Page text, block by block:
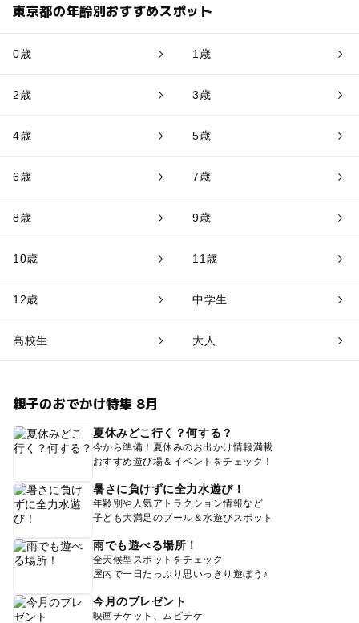
東京都の年齢別おすすめスポット
0歳 1歳
2歳 3歳
4歳 5歳
6歳 7歳
8歳 9歳
10歳 11歳
12歳 中学生
高校生 大人
親子のおでかけ特集 8月
夏休みどこ行く？何する？
今から準備！夏休みのお出かけ情報満載
おすすめ遊び場＆イベントをチェック！
暑さに負けずに全力水遊び！
年齢別や人気アトラクション情報など
子ども大満足のプール＆水遊びスポット
雨でも遊べる場所！
全天候型スポットをチェック
屋内で一日たっぷり思いっきり遊ぼう♪
今月のプレゼント
映画チケット、ムビチケ